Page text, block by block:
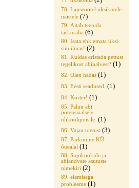
78. Lapseootel üksikutele
naistele (7)
79. Aitab teenida
taskuraha (6)
80. Isata ehk emata üksi
siin ilmas! (2)
81. Kuidas eristada pettust
tegelikust abipalvest? (1)
82. Olen hädas (1)
83. Eesti seadused. (1)
84. Korter! (1)
85. Palun abi
potensiaalsele
ülikoolipoisile. (1)
86. Vajan toetust (3)
87. Parkimine KÜ
õuealal (1)
88. Supiköökide ja
abiandvate asutuste
nimekiri (2)
89. elamisega
probleeme (1)